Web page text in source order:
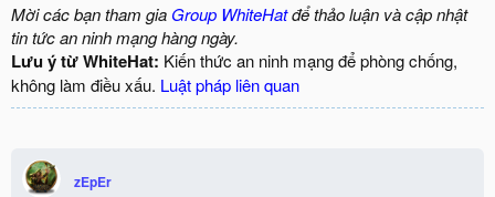
Mời các bạn tham gia Group WhiteHatđể thảo luận và cập nhật
tin tức an ninh mạng hàng ngày.
Lưu ý từ WhiteHat: Kiến thức an ninh mạng để phòng chống,
không làm điều xấu. Luật pháp liên quan
zEpEr